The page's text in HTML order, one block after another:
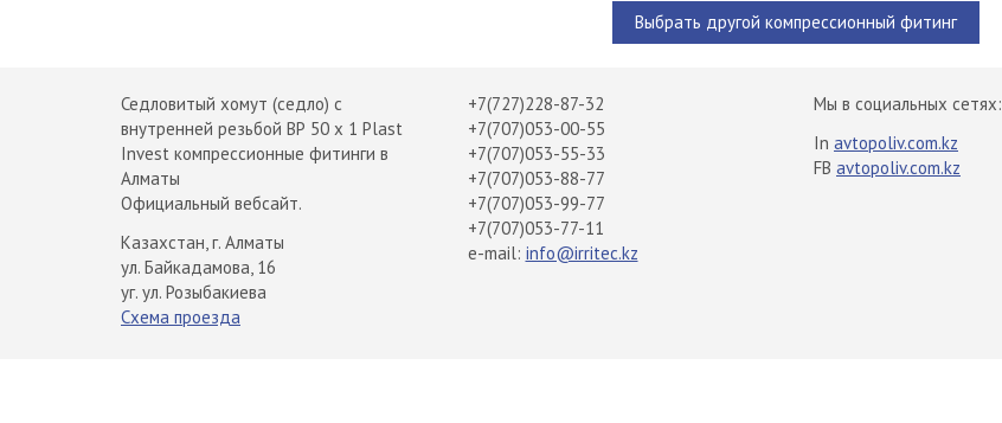
Выбрать другой компрессионный фитинг
Седловитый хомут (седло) с
внутренней резьбой ВР 50 х 1 Plast
Invest компрессионные фитинги в
Алматы
Официальный вебсайт.
Казахстан, г. Алматы
ул. Байкадамова, 16
уг. ул. Розыбакиева
Схема проезда
+7(727)228-87-32
+7(707)053-00-55
+7(707)053-55-33
+7(707)053-88-77
+7(707)053-99-77
+7(707)053-77-11
e-mail: info@irritec.kz
Мы в социальных сетях:
In avtopoliv.com.kz
FB avtopoliv.com.kz